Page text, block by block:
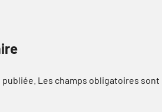
Les champs obligatoires